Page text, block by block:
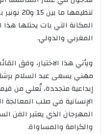
تنظيمها
المكانة التي بات يحتلها
المغربي والدولي.
ويأتي هذا الاختيار، وفق
مهني يسعى عبد السلام
إبداعية متجددة، تُعلي من
الإنسانية في صلب المعالجة
المهرجان الذي يعتبر الفن
والكرامة والمساواة.